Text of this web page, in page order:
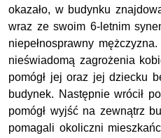
okazało, w budynku
wraz ze swoim 6-letnim
niepełnosprawny
nieświadomą zagrożenia
pomógł jej oraz jej dziecku
budynek. Następnie wrócił
pomógł wyjść na zewnątrz
pomagali okoliczni